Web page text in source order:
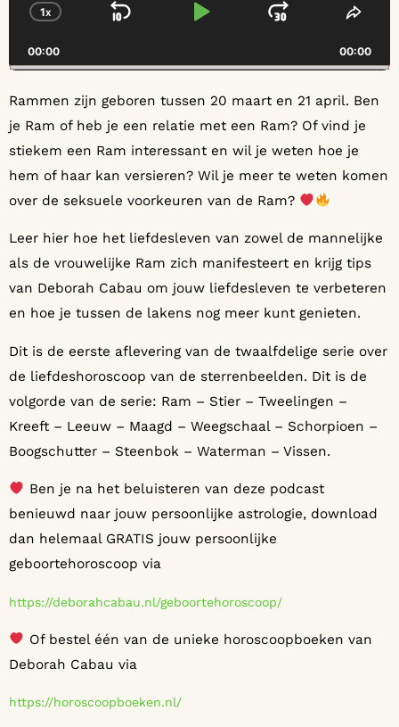
CHANGE PLAYBACK RATE
1X SKIP BACKWARD
PLAY PAUSE
JUMP
00:00 00:00
Rammen zijn geboren tussen 20 maart en 21 april. Ben
je Ram of heb je een relatie met een Ram? Of vind je
stiekem een Ram interessant en wil je weten hoe je
hem of haar kan versieren? Wil je meer te weten komen
over de seksuele voorkeuren van de Ram?
Leer hier hoe het liefdesleven van zowel de mannelijke
als de vrouwelijke Ram zich manifesteert en krijg tips
van Deborah Cabau om jouw liefdesleven te verbeteren
en hoe je tussen de lakens nog meer kunt genieten.
Dit is de eerste aflevering van de twaalfdelige serie over
de liefdeshoroscoop van de sterrenbeelden. Dit is de
volgorde van de serie: Ram – Stier – Tweelingen –
Kreeft – Leeuw – Maagd – Weegschaal – Schorpioen –
Boogschutter – Steenbok – Waterman – Vissen.
Ben je na het beluisteren van deze podcast
benieuwd naar jouw persoonlijke astrologie, download
dan helemaal GRATIS jouw persoonlijke
geboortehoroscoop via
https://deborahcabau.nl/geboortehoroscoop/
Of bestel één van de unieke horoscoopboeken van
Deborah Cabau via
https://horoscoopboeken.nl/